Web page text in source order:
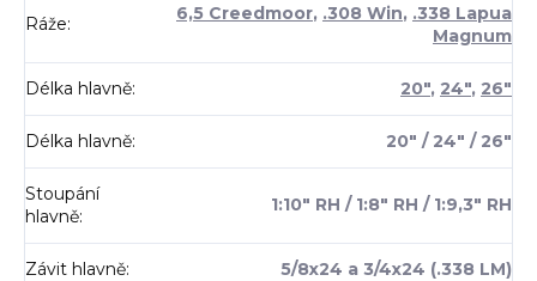
Ráže: 6,5 Creedmoor, .308 Win, .338 Lapua
Magnum
Délka hlavně: 20", 24", 26"
Délka hlavně: 20" / 24" / 26"
Stoupání
hlavně:
1:10" RH / 1:8" RH / 1:9,3" RH
Závit hlavně: 5/8x24 a 3/4x24 (.338 LM)